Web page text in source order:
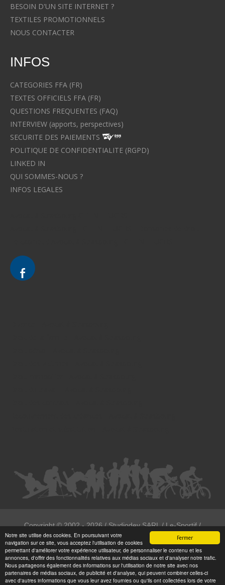
Fermer
Notre site utilise des cookies. En poursuivant votre
navigation sur ce site, vous acceptez l'utilisation de cookies
permettant d'améliorer votre expérience utilisateur, de personnaliser le contenu et les
annonces, d'offrir des fonctionnalités relatives aux médias sociaux et d'analyser notre trafic.
Nous partageons également des informations sur l'utilisation de notre site avec nos
partenaires de médias sociaux, de publicité et d'analyse, qui peuvent combiner celles-ci
avec d'autres informations que vous leur avez fournies ou qu'ils ont collectées lors de votre
BESOIN D'UN SITE INTERNET ?
TEXTILES PROMOTIONNELS
NOUS CONTACTER
INFOS
CATEGORIES FFA (FR)
TEXTES OFFICIELS FFA (FR)
QUESTIONS FREQUENTES (FAQ)
INTERVIEW (apports, perspectives)
SECURITE DES PAIEMENTS
POLITIQUE DE CONFIDENTIALITE (RGPD)
LINKED IN
QUI SOMMES-NOUS ?
INFOS LEGALES
Copyright ©2002 - 2026/ Studiodev SARL / Le-Sportif /
Registration4all
Tous droits réservées.
Numéro de déclaration CNIL : 1999972